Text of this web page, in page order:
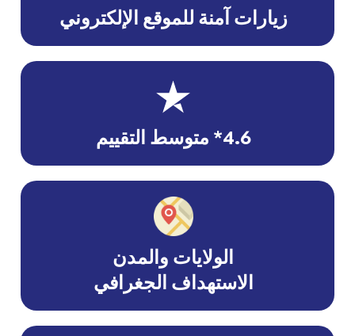
زيارات آمنة للموقع الإلكتروني
4.6* متوسط التقييم
الولايات والمدن
الاستهداف الجغرافي